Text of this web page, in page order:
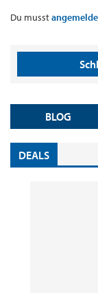
Du musst
BLOG
DEALS